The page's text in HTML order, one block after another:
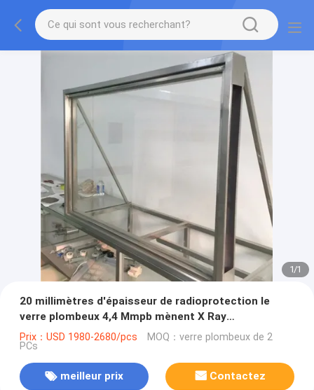
1/1
20 millimètres d'épaisseur de radioprotection le
verre plombeux 4,4 Mmpb mènent X Ray
d'équivalence
Prix：USD 1980-2680/pcs MOQ：verre plombeux de 2
PCs
meilleur prix Contactez